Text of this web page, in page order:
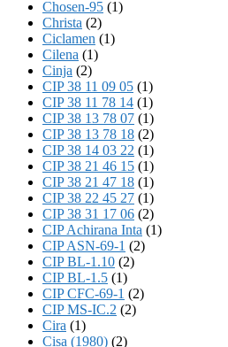
Chosen-95 (1)
Christa (2)
Ciclamen (1)
Cilena (1)
Cinja (2)
CIP 38 11 09 05 (1)
CIP 38 11 78 14 (1)
CIP 38 13 78 07 (1)
CIP 38 13 78 18 (2)
CIP 38 14 03 22 (1)
CIP 38 21 46 15 (1)
CIP 38 21 47 18 (1)
CIP 38 22 45 27 (1)
CIP 38 31 17 06 (2)
CIP Achirana Inta (1)
CIP ASN-69-1 (2)
CIP BL-1.10 (2)
CIP BL-1.5 (1)
CIP CFC-69-1 (2)
CIP MS-IC.2 (2)
Cira (1)
Cisa (1980) (2)